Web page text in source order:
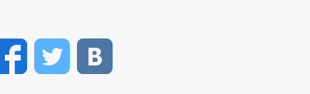
FacebookTwitter